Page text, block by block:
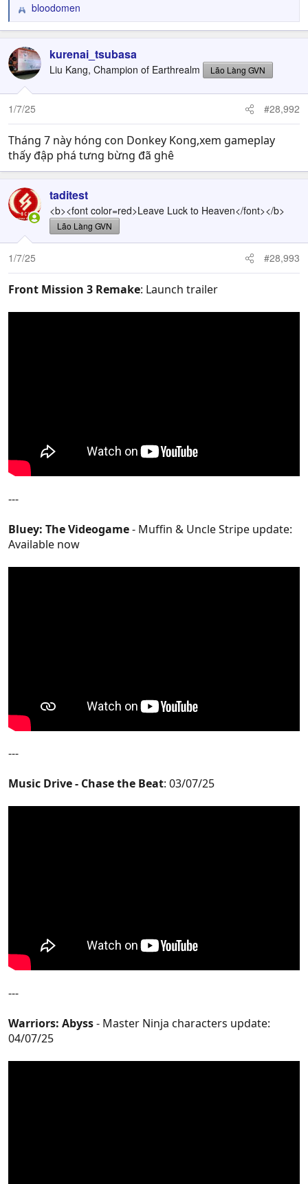
R
e
c
t
i
o
n
bloodomen
kurenai_tsubasa
Liu Kang, Champion of Earthrealm Lão Làng GVN
1/7/25 #28,992
Tháng 7 này hóng con Donkey Kong,xem gameplay
thấy đập phá tưng bừng đã ghê
taditest
<b><font color=red>Leave Luck to Heaven</font></b>
Lão Làng GVN
1/7/25 #28,993
Front Mission 3 Remake: Launch trailer
---
Bluey: The Videogame- Muffin & Uncle Stripe update:
Available now
---
Music Drive - Chase the Beat: 03/07/25
---
Warriors: Abyss- Master Ninja characters update:
04/07/25